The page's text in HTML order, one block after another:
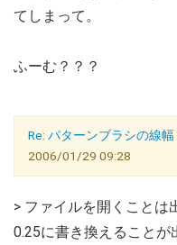
てしまって。
ふーむ？？？
Re: パターンブラシの線幅
2006/01/29 09:28
> ファイルを開くことは
0.25に書き換えることが